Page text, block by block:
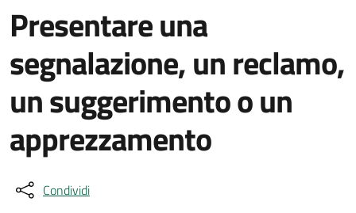
Presentare una
segnalazione, un reclamo,
un suggerimento o un
apprezzamento
Condividi